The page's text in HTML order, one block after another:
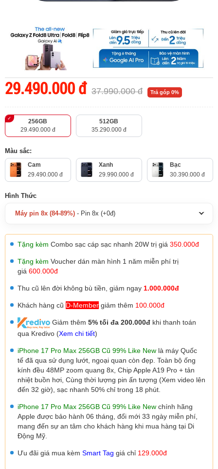
29.490.000 đ 37.990.000 đ Trả góp 0%
256GB
29.490.000 đ
512GB
35.290.000 đ
Màu sắc:
Cam
29.490.000 đ
Xanh
29.990.000 đ
Bạc
30.390.000 đ
Hình Thức
Máy pin 8x (84-89%) - Pin 8x (+0đ)
Tặng kèm Combo sạc cáp sạc nhanh 20W trị giá 350.000đ
Tặng kèm Voucher dán màn hình 1 năm miễn phí trị
giá 600.000đ
Thu cũ lên đời không bù tiền, giảm ngay 1.000.000đ
Khách hàng cũ D-Member giảm thêm 100.000đ
Giảm thêm 5% tối đa 200.000đ khi thanh toán
qua Kredivo (Xem chi tiết)
iPhone 17 Pro Max 256GB Cũ 99% Like New là máy Quốc
tế đã qua sử dụng lướt, ngoại quan còn đẹp. Toàn bộ ống
kính đều 48MP zoom quang 8x, Chip Apple A19 Pro + tản
nhiệt buồn hơi, Cùng thời lượng pin ấn tượng (Xem video lên
đến 32 giờ), sạc nhanh 50% chỉ trong 18 phút.
iPhone 17 Pro Max 256GB Cũ 99% Like New chính hãng
Apple được bảo hành 06 tháng, đổi mới 33 ngày miễn phí,
mang đến sự an tâm cho khách hàng khi mua hàng tại Di
Động Mỹ.
Ưu đãi giá mua kèm Smart Tag giá chỉ 129.000đ